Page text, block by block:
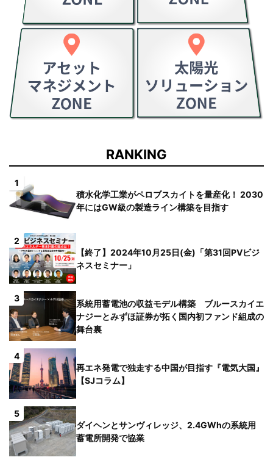
RANKING
1
積水化学工業がペロブスカイトを量産化！ 2030
年にはGW級の製造ライン構築を目指す
2
【終了】2024年10月25日(金)「第31回PVビジ
ネスセミナー」
3
系統用蓄電池の収益モデル構築 ブルースカイエ
ナジーとみずほ証券が拓く国内初ファンド組成の
舞台裏
4
再エネ発電で独走する中国が目指す『電気大国』
【SJコラム】
5
ダイヘンとサンヴィレッジ、2.4GWhの系統用
蓄電所開発で協業